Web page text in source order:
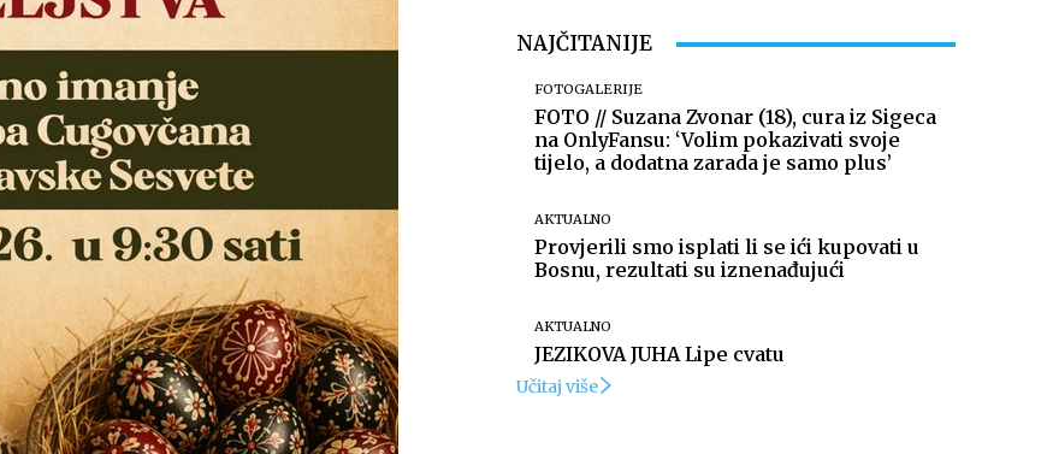
NAJČITANIJE
FOTOGALERIJE
FOTO // Suzana Zvonar (18), cura iz Sigeca
na OnlyFansu: ‘Volim pokazivati svoje
tijelo, a dodatna zarada je samo plus’
AKTUALNO
Provjerili smo isplati li se ići kupovati u
Bosnu, rezultati su iznenađujući
AKTUALNO
JEZIKOVA JUHA Lipe cvatu
Učitaj više